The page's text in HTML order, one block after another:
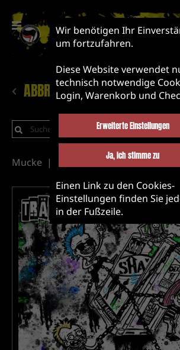
ABBRUCH! NEUHEITEN
Mucke
Wir benötigen Ihr
um fortzufahren.
Diese Website verwendet
technisch notwendige
Login, Warenkorb und
Erweiterte Einstellungen
Ja, ich stimme zu
Einen Link zu den Cookies-
Einstellungen finden Sie
in der Fußzeile.